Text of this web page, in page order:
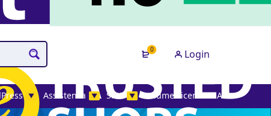
0 Login
▼ Assistenza ▼ SMS ▼ Volume License MAK